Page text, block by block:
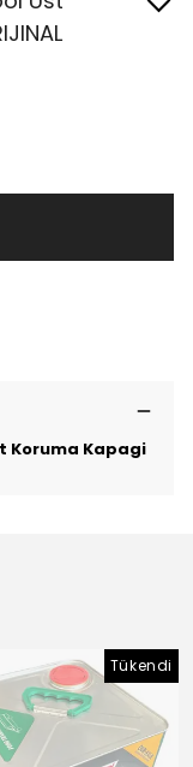
Koruma Kapagi
Tükendi